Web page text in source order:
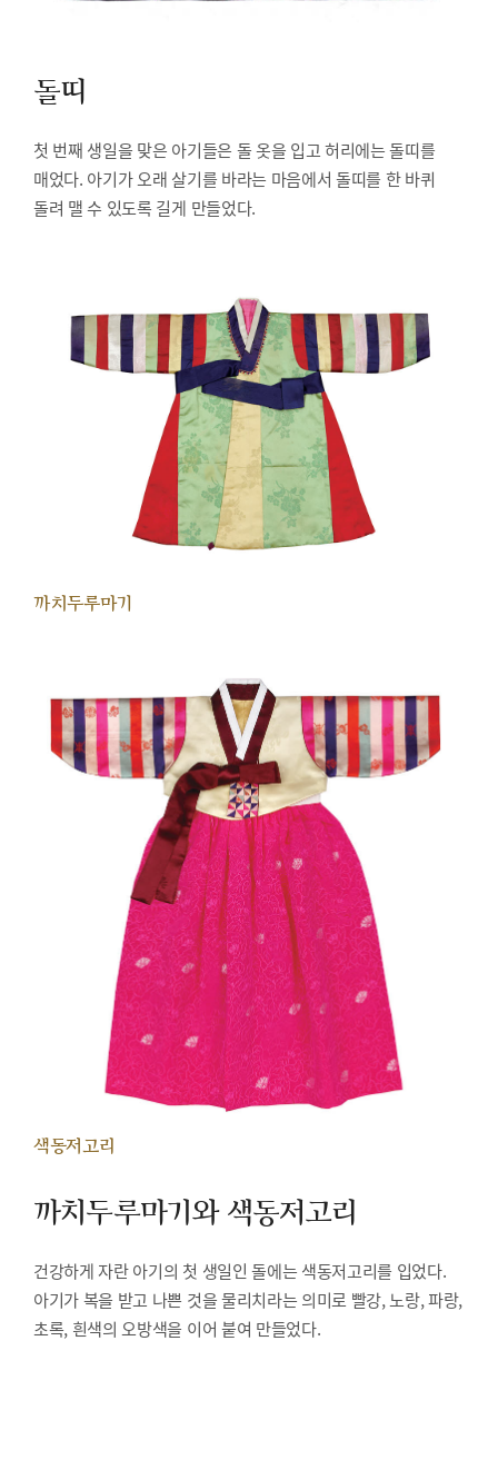
돌띠
첫 번째 생일을 맞은 아기들은 돌 옷을 입고 허리에는 돌띠를
매었다. 아기가 오래 살기를 바라는 마음에서 돌띠를 한 바퀴
돌려 맬 수 있도록 길게 만들었다.
까치두루마기
색동저고리
까치두루마기와 색동저고리
건강하게 자란 아기의 첫 생일인 돌에는 색동저고리를 입었다.
아기가 복을 받고 나쁜 것을 물리치라는 의미로 빨강, 노랑, 파랑,
초록, 흰색의 오방색을 이어 붙여 만들었다.